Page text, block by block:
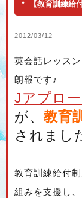
【教育訓練
2012/03/12
英会話レッス
朗報です♪
Jアプロ
が、 教育
されまし
教育訓練給付
組みを支援し、